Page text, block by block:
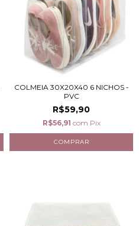
COLMEIA 30X20X40 6 NICHOS -
PVC
R$59,90
R$56,91 com Pix